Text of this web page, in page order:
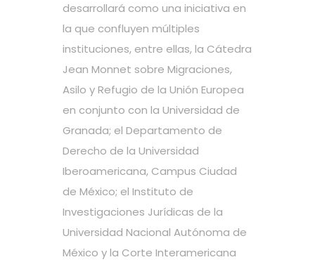
desarrollará como una iniciativa en
la que confluyen múltiples
instituciones, entre ellas, la Cátedra
Jean Monnet sobre Migraciones,
Asilo y Refugio de la Unión Europea
en conjunto con la Universidad de
Granada; el Departamento de
Derecho de la Universidad
Iberoamericana, Campus Ciudad
de México; el Instituto de
Investigaciones Jurídicas de la
Universidad Nacional Autónoma de
México y la Corte Interamericana